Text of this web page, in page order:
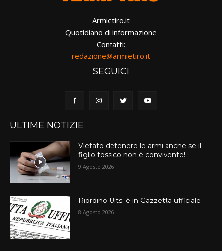
Armietiro.it
Quotidiano di informazione
Contatti:
redazione@armietiro.it
SEGUICI
ULTIME NOTIZIE
Vietato detenere le armi anche se il
figlio tossico non è convivente!
9 Agosto 2026
Riordino Uits: è in Gazzetta ufficiale
8 Agosto 2026